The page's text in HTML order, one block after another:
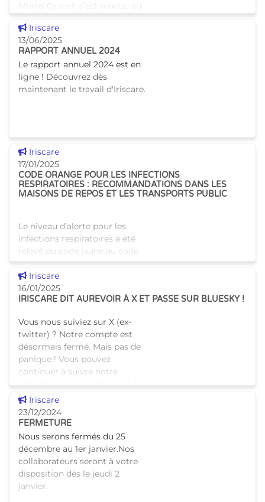
Muriel Quinet, s’est rendue au
cadre d’une visite d’étude
consacrée à la politiq
Voir cette news
Iriscare
13/06/2025
RAPPORT ANNUEL 2024
Le rapport annuel 2024 est en
ligne ! Découvrez dès
maintenant le travail d'Iriscare.
Voir cette news
Iriscare
17/01/2025
CODE ORANGE POUR LES INFECTIONS
RESPIRATOIRES : RECOMMANDATIONS DANS LES
MAISONS DE REPOS ET LES TRANSPORTS PUBLIC
Le niveau d’alerte pour les
infections respiratoires a été
relevé du code jaune au code
orange. Cela signifie que le pic
d’infections respiratoires
exerce désormais une pression
importante su
Voir cette news
Iriscare
16/01/2025
IRISCARE DIT AUREVOIR À X ET PASSE SUR BLUESKY !
Vous nous suiviez sur X (ex-
twitter) ? Notre compte est
désormais fermé. Mais pas de
panique ! Vous pouvez
continuer à suivre notre
actualité en vous abonnant à
notre compte Bluesky dès aujo
Voir cette news
Iriscare
23/12/2024
FERMETURE
Nous serons fermés du 25
décembre au 1er janvier.Nos
collaborateurs seront à votre
disposition dès le jeudi 2
janvier.